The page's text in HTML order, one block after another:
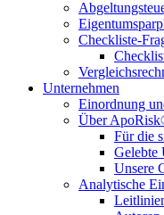
Checkliste-
Unternehmen
Einordnung
Über
Für die
Gelebte
Unsere
Analytische